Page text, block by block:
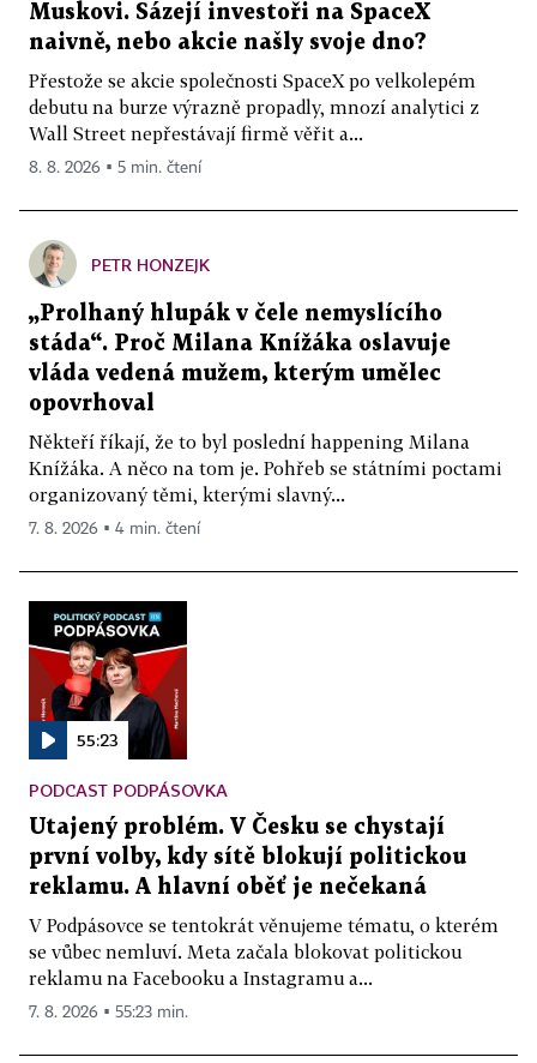
Muskovi. Sázejí investoři na SpaceX
naivně, nebo akcie našly svoje dno?
Přestože se akcie společnosti SpaceX po velkolepém
debutu na burze výrazně propadly, mnozí analytici z
Wall Street nepřestávají firmě věřit a...
8. 8. 2026 ▪ 5 min. čtení
PETR HONZEJK
„Prolhaný hlupák v čele nemyslícího
stáda“. Proč Milana Knížáka oslavuje
vláda vedená mužem, kterým umělec
opovrhoval
Někteří říkají, že to byl poslední happening Milana
Knížáka. A něco na tom je. Pohřeb se státními poctami
organizovaný těmi, kterými slavný...
7. 8. 2026 ▪ 4 min. čtení
55:23
PODCAST PODPÁSOVKA
Utajený problém. V Česku se chystají
první volby, kdy sítě blokují politickou
reklamu. A hlavní oběť je nečekaná
V Podpásovce se tentokrát věnujeme tématu, o kterém
se vůbec nemluví. Meta začala blokovat politickou
reklamu na Facebooku a Instagramu a...
7. 8. 2026 ▪ 55:23 min.